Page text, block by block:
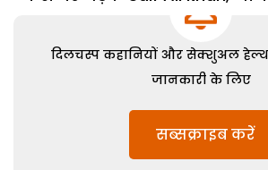
दिलचस्प कहानियों और सेक्शुअल
जानकारी के लिए
सब्सक्राइब करें